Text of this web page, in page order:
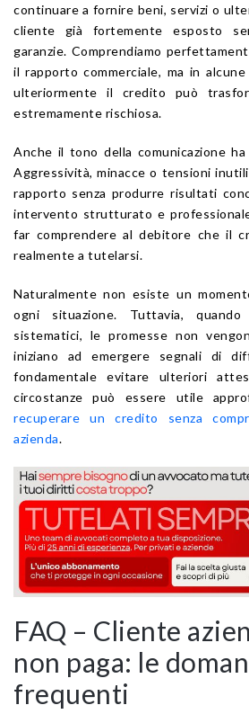
continuare a fornire beni, servizi o
cliente già fortemente esposto
garanzie. Comprendiamo
il rapporto commerciale, ma in
ulteriormente il credito può
estremamente rischiosa.
Anche il tono della comunicazione
Aggressività, minacce o tensioni
rapporto senza produrre risultati
intervento strutturato e
far comprendere al debitore che il
realmente a tutelarsi.
Naturalmente non esiste un
ogni situazione. Tuttavia,
sistematici, le promesse non
iniziano ad emergere segnali di
fondamentale evitare ulteriori
circostanze può essere utile
recuperare un credito senza
azienda.
FAQ – Cliente
non paga: le
frequenti